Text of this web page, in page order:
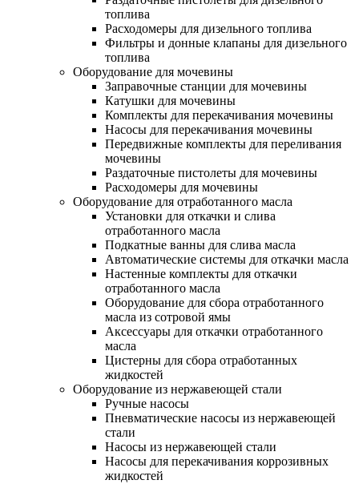
топлива
Расходомеры для дизельного топлива
Фильтры и донные клапаны для дизельного
топлива
Оборудование для мочевины
Заправочные станции для мочевины
Катушки для мочевины
Комплекты для перекачивания мочевины
Насосы для перекачивания мочевины
Передвижные комплекты для переливания
мочевины
Раздаточные пистолеты для мочевины
Расходомеры для мочевины
Оборудование для отработанного масла
Установки для откачки и слива
отработанного масла
Подкатные ванны для слива масла
Автоматические системы для откачки масла
Настенные комплекты для откачки
отработанного масла
Оборудование для сбора отработанного
масла из сотровой ямы
Аксессуары для откачки отработанного
масла
Цистерны для сбора отработанных
жидкостей
Оборудование из нержавеющей стали
Ручные насосы
Пневматические насосы из нержавеющей
стали
Насосы из нержавеющей стали
Насосы для перекачивания коррозивных
жидкостей